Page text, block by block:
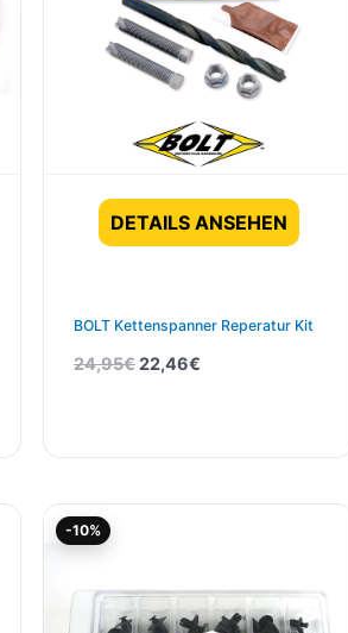
DETAILS ANSEHEN
BOLT Kettenspanner Reperatur Kit
24,95€22,46€
-10%